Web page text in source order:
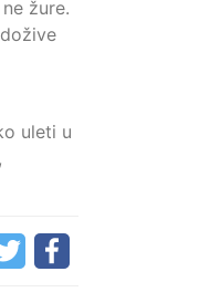
žure.
uleti u